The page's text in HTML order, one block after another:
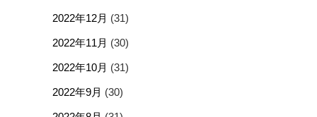
2022年12月 (31)
2022年11月 (30)
2022年10月 (31)
2022年9月 (30)